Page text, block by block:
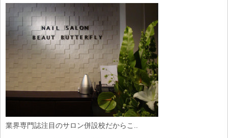
業界専門誌注目のサロン併設校だからこ..